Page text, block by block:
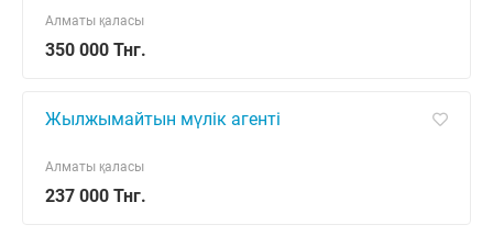
350 000 Тнг.
Алматы қаласы
Жылжымайтын мүлік агенті
237 000 Тнг.
Алматы қаласы